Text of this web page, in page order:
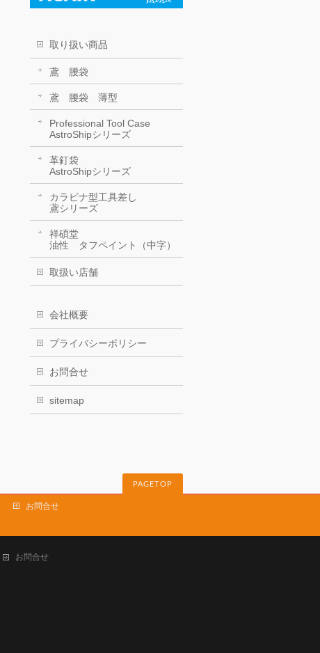
取り扱い商品
鳶 腰袋
鳶 腰袋 薄型
Professional Tool Case
AstroShipシリーズ
革釘袋
AstroShipシリーズ
カラビナ型工具差し
鳶シリーズ
祥碩堂
油性 タフペイント（中字）
取扱い店舗
会社概要
プライバシーポリシー
お問合せ
sitemap
PAGETOP
お問合せ
お問合せ